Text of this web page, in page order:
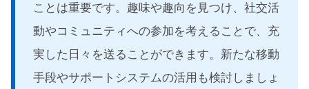
ことは重要です。趣味や趣向を見つけ、社交活
動やコミュニティへの参加を考えることで、充
実した日々を送ることができます。新たな移動
手段やサポートシステムの活用も検討しましょ